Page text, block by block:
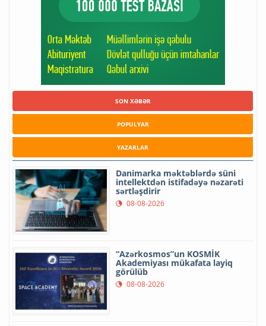
SON XƏBƏR
POPULYAR
YAZARLAR
Danimarka məktəblərdə süni
intellektdən istifadəyə nəzarəti
sərtləşdirir
08-08-2026
“Azərkosmos”un KOSMİK
Akademiyası mükafata layiq
görülüb
08-08-2026